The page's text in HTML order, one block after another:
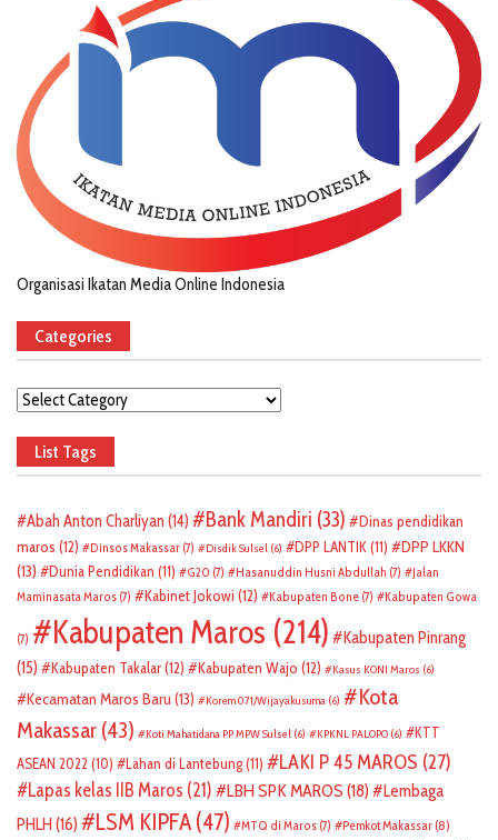
Organisasi Ikatan Media Online Indonesia
Categories
Categories
List Tags
Abah Anton Charliyan (14) Bank Mandiri (33)
Dinas pendidikan
maros (12) Dinsos Makassar (7) Disdik Sulsel (6) DPP LANTIK(11)
DPP LKKN
(13)
Dunia Pendidikan (11) G20 (7) Hasanuddin Husni Abdullah (7)
Jalan
Maminasata Maros (7) Kabinet Jokowi (12) Kabupaten Bone (7) Kabupaten Gowa
(7) Kabupaten Maros (214)
Kabupaten Pinrang
(15)
Kabupaten Takalar(12) Kabupaten Wajo (12) Kasus KONI Maros (6)
Kecamatan Maros Baru (13) Korem 071/Wijayakusuma (6)
Kota
Makassar (43) Koti Mahatidana PP MPW Sulsel (6) KPKNL PALOPO (6)
KTT
ASEAN 2022 (10) Lahan di Lantebung(11) LAKI P 45 MAROS (27)
Lapas kelas IIB Maros (21) LBH SPK MAROS (18)
Lembaga
PHLH (16) LSM KIPFA (47) MTQ di Maros (7) Pemkot Makassar (8)